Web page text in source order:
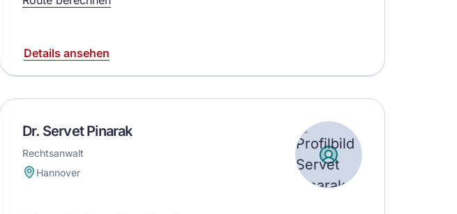
Details ansehen
Dr. Servet Pinarak
Rechtsanwalt
Hannover